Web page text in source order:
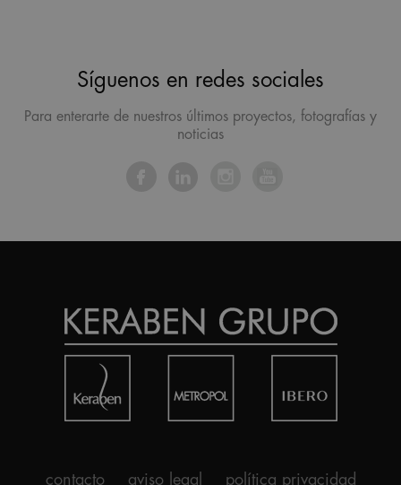
Síguenos en redes sociales
Para enterarte de nuestros últimos proyectos, fotografías y
noticias
contacto aviso legal política privacidad